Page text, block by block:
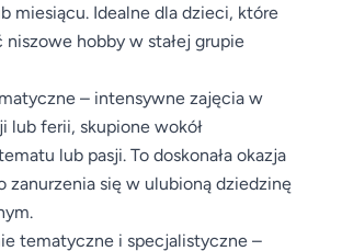
miesiącu. Idealne dla dzieci, które
hobby w stałej grupie
– intensywne zajęcia w
lub ferii, skupione wokół
lub pasji. To doskonała okazja
zanurzenia się w ulubioną dziedzinę
tematyczne i specjalistyczne –